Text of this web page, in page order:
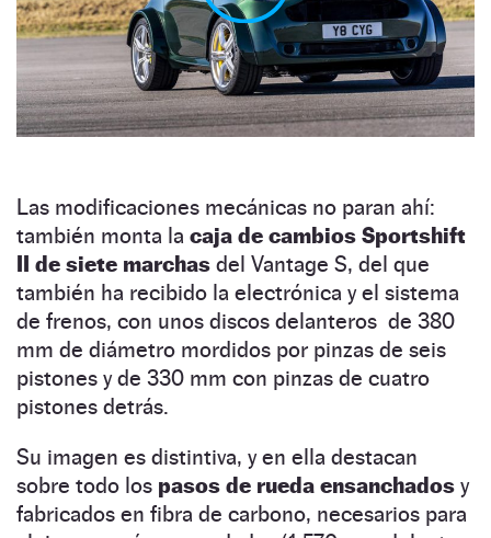
Las modificaciones mecánicas no paran ahí:
también monta la caja de cambios Sportshift
II de siete marchas del Vantage S, del que
también ha recibido la electrónica y el sistema
de frenos, con unos discos delanteros de 380
mm de diámetro mordidos por pinzas de seis
pistones y de 330 mm con pinzas de cuatro
pistones detrás.
Su imagen es distintiva, y en ella destacan
sobre todo los pasos de rueda ensanchados y
fabricados en fibra de carbono, necesarios para